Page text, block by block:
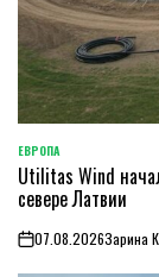
ОПУБЛИКОВАНО
ЕВРОПА
Utilitas Wind
севере Латвии
on07.08.2026Зарина